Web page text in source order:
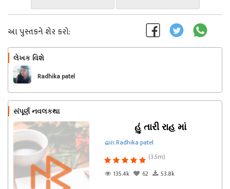
આ પુસ્તકને શેર કરો:
લેખક વિશે
Radhika patel
સંપૂર્ણ નવલકથા
હું તારી રાહ માં
દ્વારા Radhika patel
(3.5m)
135.4k
62 53.8k